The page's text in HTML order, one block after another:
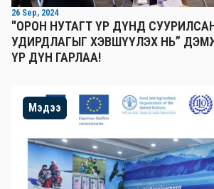
26 Sep, 2024
"ОРОН НУТАГТ ҮР ДҮНД
УДИРДЛАГЫГ ХЭВШҮҮЛЭХ НЬ”
ҮР ДҮН ГАРЛАА!
Мэдээ